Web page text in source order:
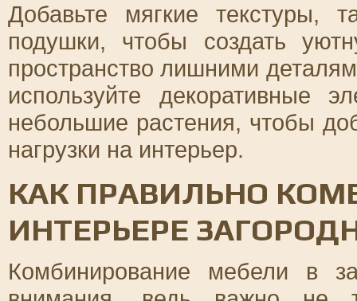
Добавьте мягкие текстуры,
подушки, чтобы создать
пространство лишними
используйте декоративные
небольшие растения, чтобы
нагрузки на интерьер.
КАК ПРАВИЛЬНО
ИНТЕРЬЕРЕ
Комбинирование мебели в